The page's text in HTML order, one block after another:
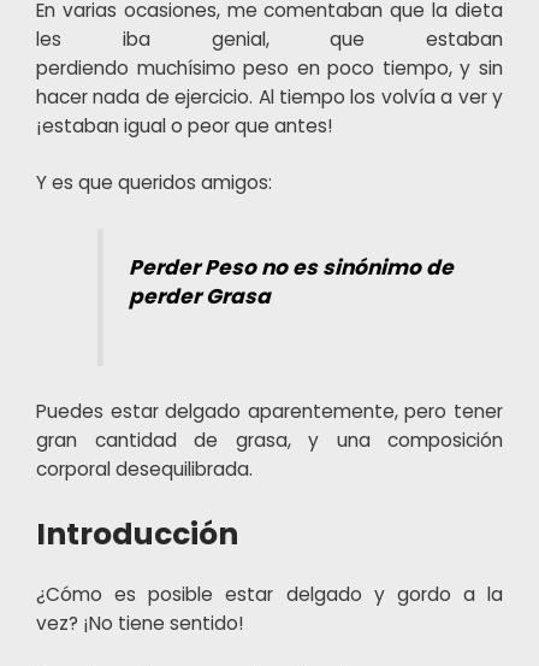
En varias ocasiones, me comentaban que la dieta
les iba genial, que estaban
perdiendo muchísimo peso en poco tiempo, y sin
hacer nada de ejercicio. Al tiempo los volvía a ver y
¡estaban igual o peor que antes!
Y es que queridos amigos:
Perder Peso no es sinónimo de
perder Grasa
Puedes estar delgado aparentemente, pero tener
gran cantidad de grasa, y una composición
corporal desequilibrada.
Introducción
¿Cómo es posible estar delgado y gordo a la
vez? ¡No tiene sentido!